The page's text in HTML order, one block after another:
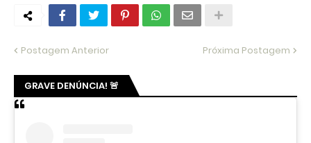
Postagem Anterior Próxima Postagem
GRAVE DENÚNCIA! 🚨